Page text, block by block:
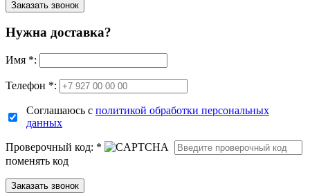
Нужна доставка?
Имя *:
Телефон *:
Соглашаюсь с политикой обработки персональных
данных
Проверочный код: *
поменять код